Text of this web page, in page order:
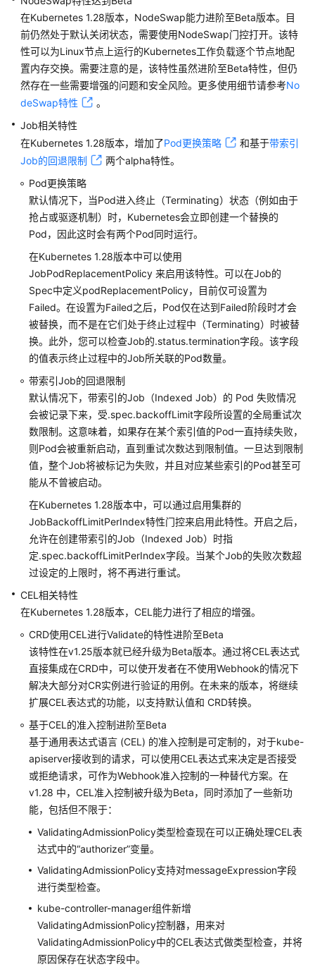
Kubernetes
1.34
版
本
说
明
版
本
说
明
1.32
版
本
说
明
Kubernetes
1.31
本
说
明
Kubernetes
1.30
版
说
明
Kubernetes
1.29
说
明
（停
止
维
Kubernetes
1.28
版
本
说
明
（停
止
维
护）
版
本
说
在Kubernetes 1.28版本，NodeSwap能力进阶至Beta版本。目
前仍然处于默认关闭状态，需要使用NodeSwap门控打开。该特
性可以为Linux节点上运行的Kubernetes工作负载逐个节点地配
置内存交换。需要注意的是，该特性虽然进阶至Beta特性，但仍
然存在一些需要增强的问题和安全风险。更多使用细节请参考No
deSwap特性
。
Job相关特性
在Kubernetes 1.28版本，增加了Pod更换策略 和基于带索引
Job的回退限制
两个alpha特性。
Pod更换策略
默认情况下，当Pod进入终止（Terminating）状态（例如由于
抢占或驱逐机制）时，Kubernetes会立即创建一个替换的
Pod，因此这时会有两个Pod同时运行。
在Kubernetes 1.28版本中可以使用
JobPodReplacementPolicy 来启用该特性。可以在Job的
Spec中定义podReplacementPolicy，目前仅可设置为
Failed。在设置为Failed之后，Pod仅在达到Failed阶段时才会
被替换，而不是在它们处于终止过程中（Terminating）时被替
换。此外，您可以检查Job的.status.termination字段。该字段
的值表示终止过程中的Job所关联的Pod数量。
带索引Job的回退限制
默认情况下，带索引的Job（Indexed Job）的 Pod 失败情况
会被记录下来，受.spec.backoffLimit字段所设置的全局重试次
数限制。这意味着，如果存在某个索引值的Pod一直持续失败，
则Pod会被重新启动，直到重试次数达到限制值。一旦达到限制
值，整个Job将被标记为失败，并且对应某些索引的Pod甚至可
能从不曾被启动。
在Kubernetes 1.28版本中，可以通过启用集群的
JobBackoffLimitPerIndex特性门控来启用此特性。开启之后，
允许在创建带索引的Job（Indexed Job）时指
定.spec.backoffLimitPerIndex字段。当某个Job的失败次数超
过设定的上限时，将不再进行重试。
CEL相关特性
在Kubernetes 1.28版本，CEL能力进行了相应的增强。
CRD使用CEL进行Validate的特性进阶至Beta
该特性在v1.25版本就已经升级为Beta版本。通过将CEL表达式
直接集成在CRD中，可以使开发者在不使用Webhook的情况下
解决大部分对CR实例进行验证的用例。在未来的版本，将继续
扩展CEL表达式的功能，以支持默认值和 CRD转换。
基于CEL的准入控制进阶至Beta
基于通用表达式语言 (CEL) 的准入控制是可定制的，对于kube-
apiserver接收到的请求，可以使用CEL表达式来决定是否接受
或拒绝请求，可作为Webhook准入控制的一种替代方案。在
v1.28 中，CEL准入控制被升级为Beta，同时添加了一些新功
能，包括但不限于：
ValidatingAdmissionPolicy类型检查现在可以正确处理CEL表
达式中的“authorizer”变量。
ValidatingAdmissionPolicy支持对messageExpression字段
进行类型检查。
kube-controller-manager组件新增
ValidatingAdmissionPolicy控制器，用来对
ValidatingAdmissionPolicy中的CEL表达式做类型检查，并将
原因保存在状态字段中。